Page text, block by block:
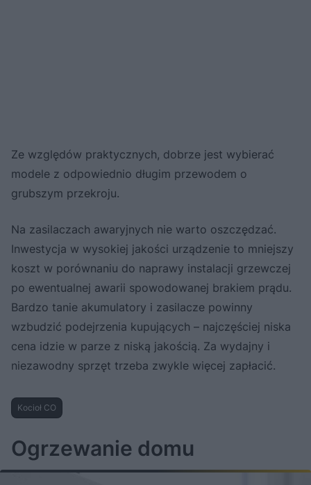
Ze względów praktycznych, dobrze jest wybierać
modele z odpowiednio długim przewodem o
grubszym przekroju.
Na zasilaczach awaryjnych nie warto oszczędzać.
Inwestycja w wysokiej jakości urządzenie to mniejszy
koszt w porównaniu do naprawy instalacji grzewczej
po ewentualnej awarii spowodowanej brakiem prądu.
Bardzo tanie akumulatory i zasilacze powinny
wzbudzić podejrzenia kupujących – najczęściej niska
cena idzie w parze z niską jakością. Za wydajny i
niezawodny sprzęt trzeba zwykle więcej zapłacić.
Kocioł CO
Ogrzewanie domu